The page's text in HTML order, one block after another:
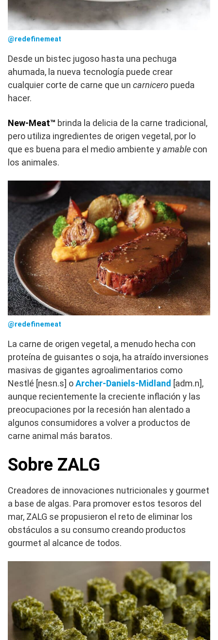
@redefinemeat
Desde un bistec jugoso hasta una pechuga
ahumada, la nueva tecnología puede crear
cualquier corte de carne que un carnicero pueda
hacer.
New-Meat™ brinda la delicia de la carne tradicional,
pero utiliza ingredientes de origen vegetal, por lo
que es buena para el medio ambiente yamable con
los animales.
@redefinemeat
La carne de origen vegetal, a menudo hecha con
proteína de guisantes o soja, ha atraído inversiones
masivas de gigantes agroalimentarios como
Nestlé [nesn.s] oArcher-Daniels-Midland [adm.n],
aunque recientemente la creciente inflación y las
preocupaciones por la recesión han alentado a
algunos consumidores a volver a productos de
carne animal más baratos.
Sobre ZALG
Creadores de innovaciones nutricionales y gourmet
a base de algas. Para promover estos tesoros del
mar, ZALG se propusieron el reto de eliminar los
obstáculos a su consumo creando productos
gourmet al alcance de todos.